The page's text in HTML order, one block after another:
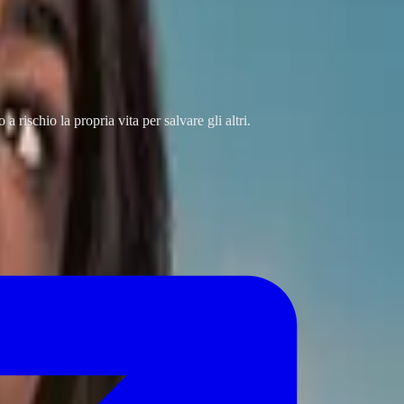
a rischio la propria vita per salvare gli altri.